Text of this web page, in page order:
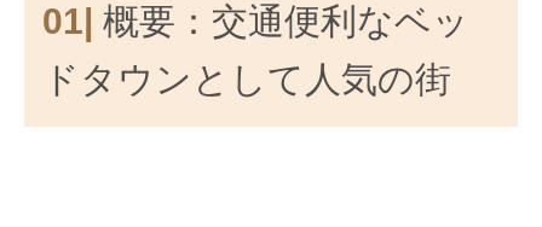
01| 概要：交通便利なベッ
ドタウンとして人気の街